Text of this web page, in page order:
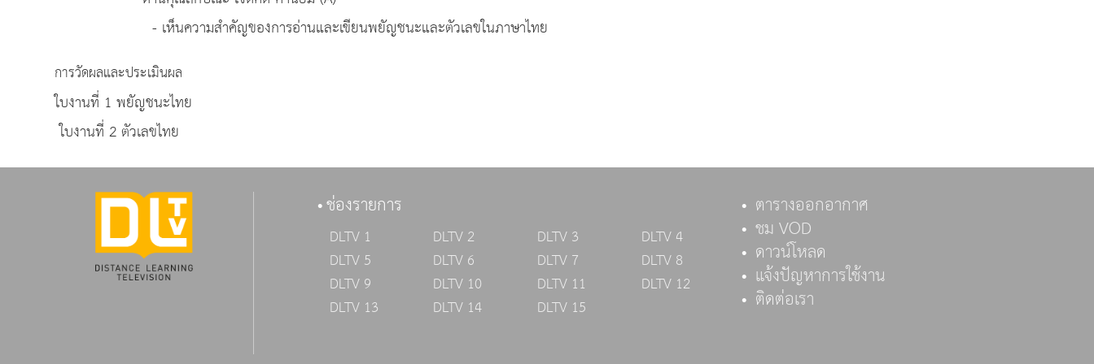
- เห็นความสำคัญของการอ่านและเขียนพยัญชนะและตัวเลขในภาษาไทย
การวัดผลและประเมินผล
ใบงานที่ 1 พยัญชนะไทย
ใบงานที่ 2 ตัวเลขไทย
ช่องรายการ
DLTV 1 DLTV 2 DLTV 3
DLTV 4
DLTV 5
DLTV 6 DLTV 7
DLTV 8
DLTV 9
DLTV 10 DLTV 11
DLTV 12
DLTV 13
DLTV 14 DLTV 15
ตารางออกอากาศ
ชม VOD
ดาวน์โหลด
แจ้งปัญหาการใช้งาน
ติดต่อเรา